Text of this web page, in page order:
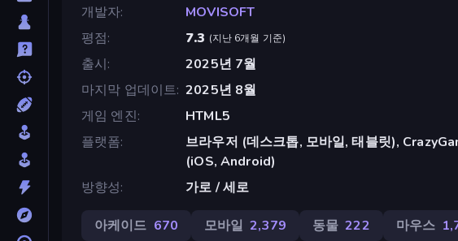
개발자
MOVISOFT
평점
7.3 (지난 6개월 기준)
출시
2025년 7월
마지막 업데이트 2025년 8월
게임 엔진
HTML5
플랫폼
브라우저 (데스크톱, 모바일, 태블릿),
(iOS, Android)
방향성
가로 / 세로
아케이드 670 모바일 2,379 동물 222 마우스